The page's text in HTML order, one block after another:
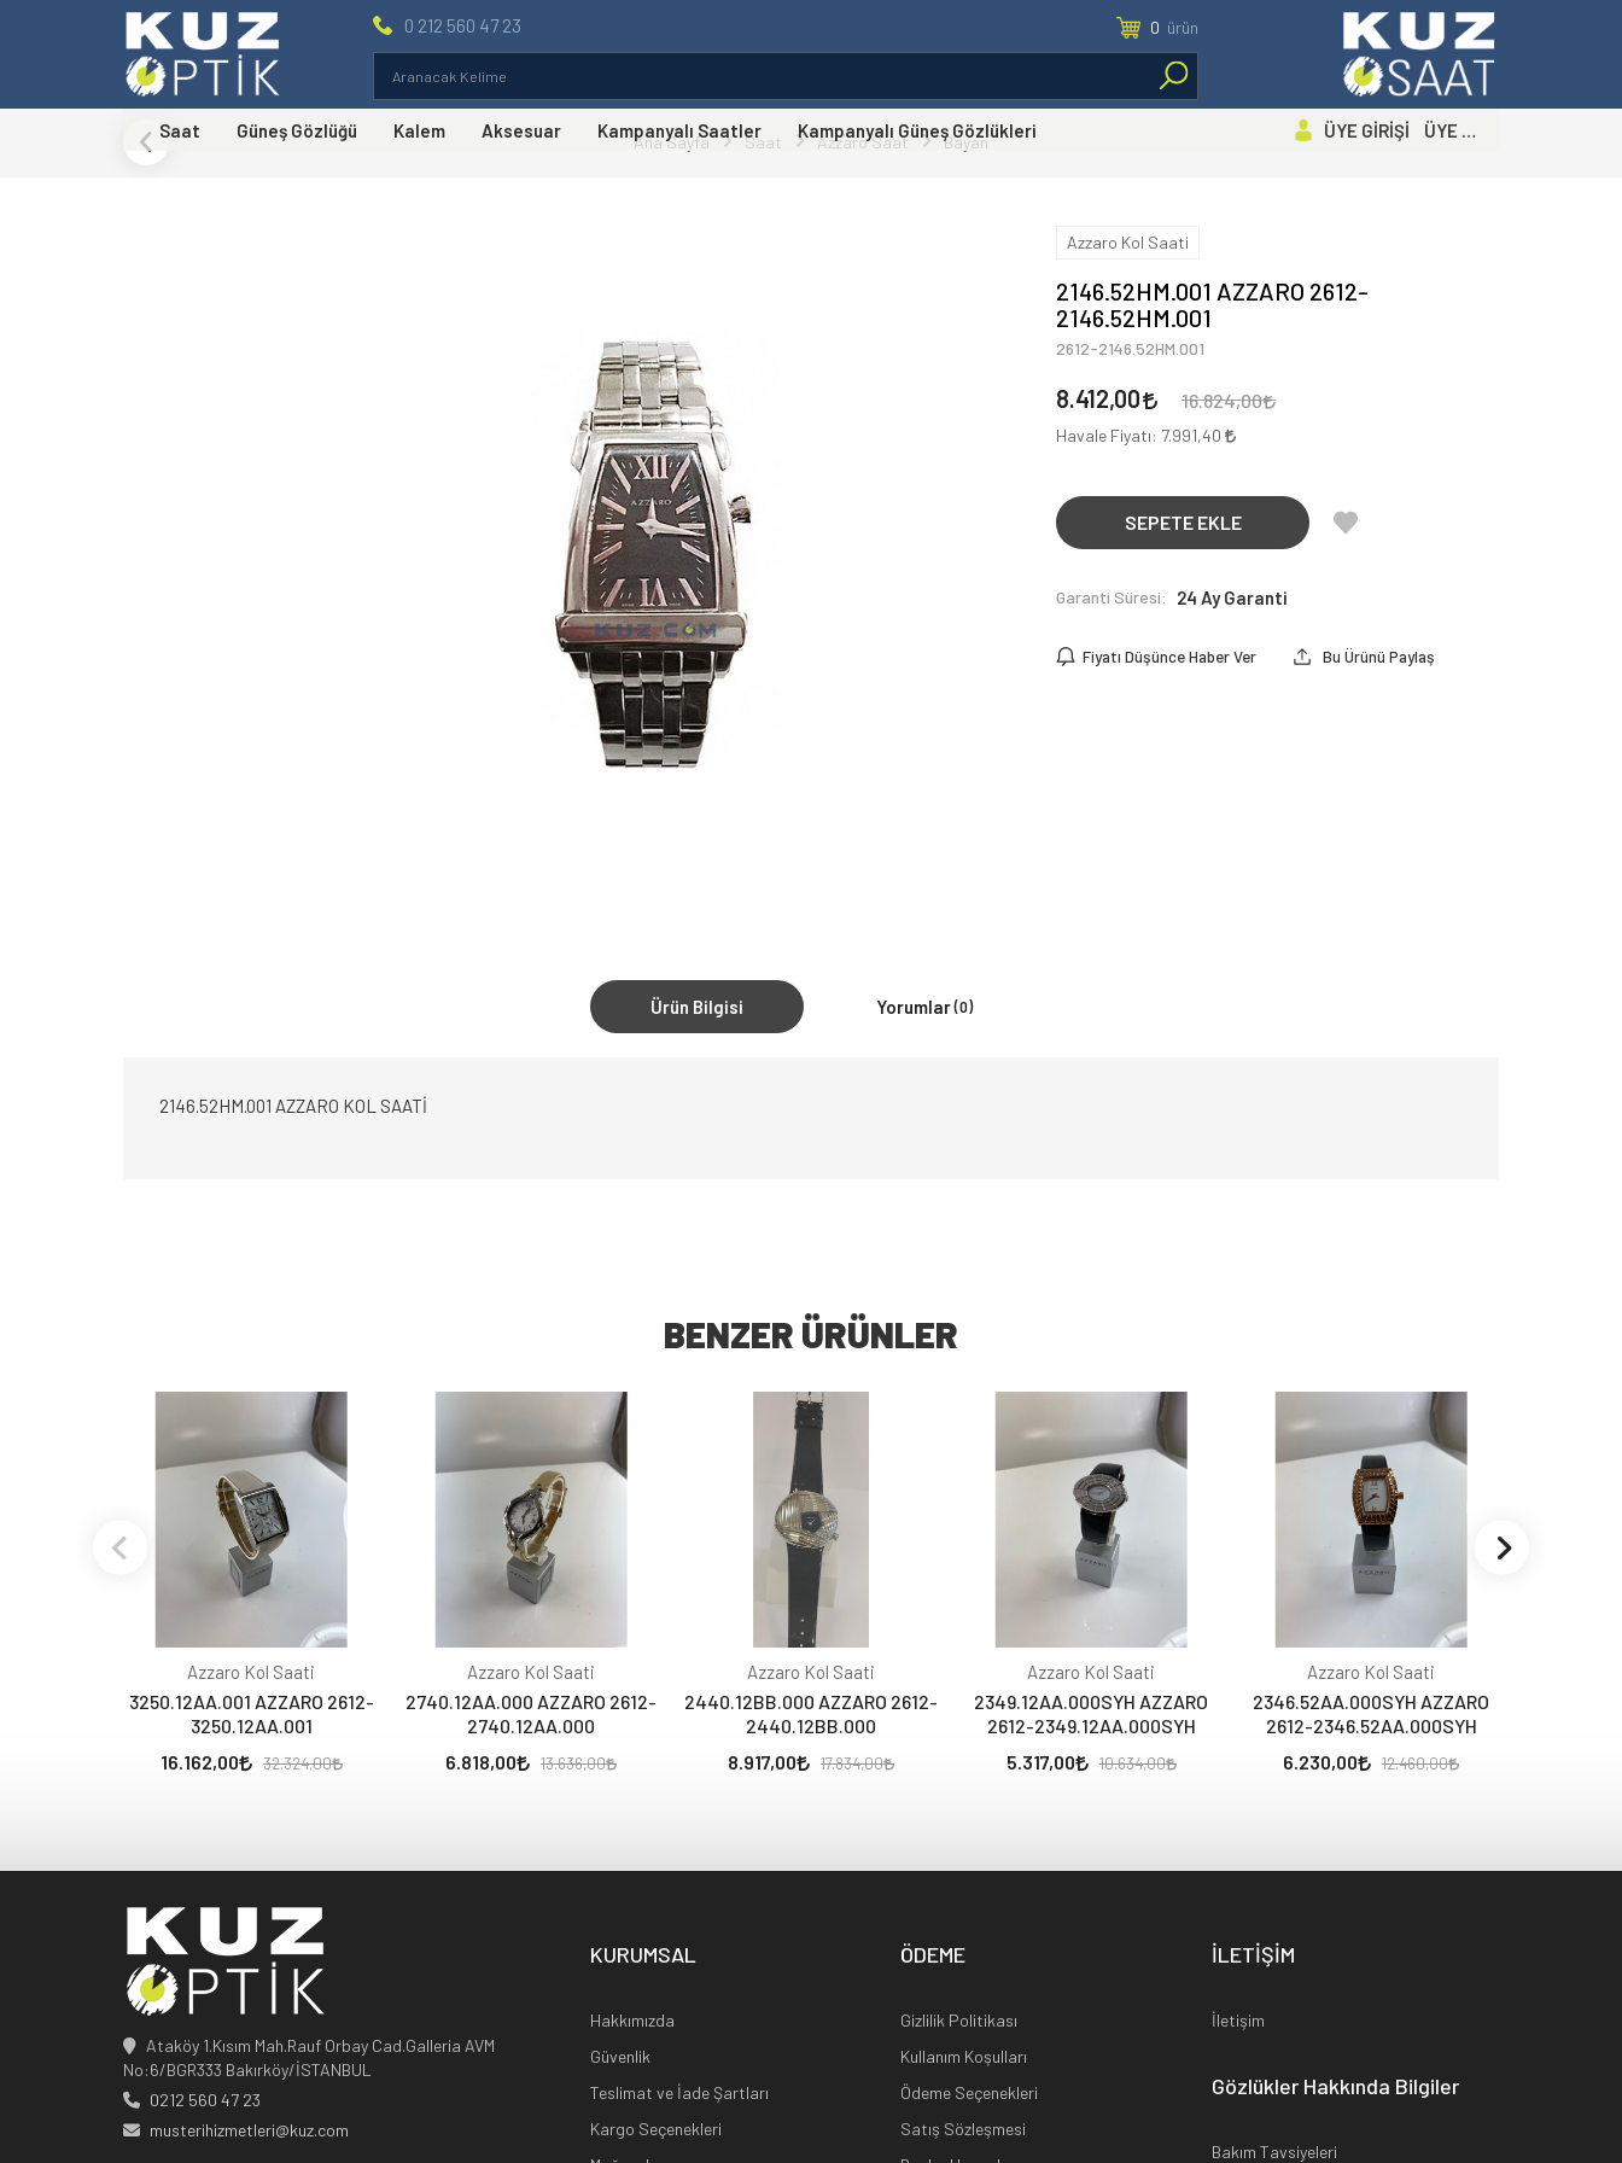
0 212 560 47 23 0 ürün
Saat Güneş Gözlüğü Kalem Aksesuar Kampanyalı Saatler Kampanyalı Güneş Gözlükleri ÜYE GİRİŞİ ÜYE OL
Ana Sayfa Saat Azzaro Saat Bayan
Azzaro Kol Saati
2146.52HM.001 AZZARO 2612-
2146.52HM.001
2612-2146.52HM.001
8.412,00 16.824,00
Havale Fiyatı: 7.991,40
SEPETE EKLE
Garanti Süresi: 24 Ay Garanti
Fiyatı Düşünce Haber Ver Bu Ürünü Paylaş
Ürün Bilgisi Yorumlar(0)
2146.52HM.001 AZZARO KOL SAATİ
BENZER ÜRÜNLER
Azzaro Kol Saati
3250.12AA.001 AZZARO 2612-
3250.12AA.001
16.162,00
32.324,00
Azzaro Kol Saati
2740.12AA.000 AZZARO 2612-
2740.12AA.000
6.818,00
13.636,00
Azzaro Kol Saati
2440.12BB.000 AZZARO 2612-
2440.12BB.000
8.917,00
17.834,00
Azzaro Kol Saati
2349.12AA.000SYH AZZARO
2612-2349.12AA.000SYH
5.317,00
10.634,00
Azzaro Kol Saati
2346.52AA.000SYH AZZARO
2612-2346.52AA.000SYH
6.230,00
12.460,00
Ataköy 1.Kısım Mah.Rauf Orbay Cad.Galleria AVM
No:6/BGR333 Bakırköy/İSTANBUL
0212 560 47 23
musterihizmetleri@kuz.com
KURUMSAL
Hakkımızda
Güvenlik
Teslimat ve İade Şartları
Kargo Seçenekleri
ÖDEME
Gizlilik Politikası
Kullanım Koşulları
Ödeme Seçenekleri
Satış Sözleşmesi
İLETİŞİM
İletişim
Gözlükler Hakkında Bilgiler
Bakım Tavsiyeleri